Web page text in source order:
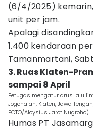
(6/4/2025)
unit per jam.
Apalagi
1.400 kendaraan
Tamanmartani,
3. Ruas Klaten-
sampai 8 April
Petugas mengatur arus lalu
Jogonalan, Klaten, Jawa
FOTO/Aloysius Jarot Nugroho)
Humas PT